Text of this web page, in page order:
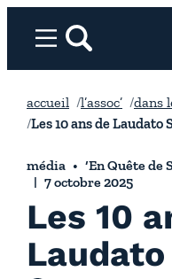
Menurechercher
accueil l’assoc’
dans
Les 10 ans de Laudato
média
‘En Quête de
7 octobre 2025
Les 10
Laudato